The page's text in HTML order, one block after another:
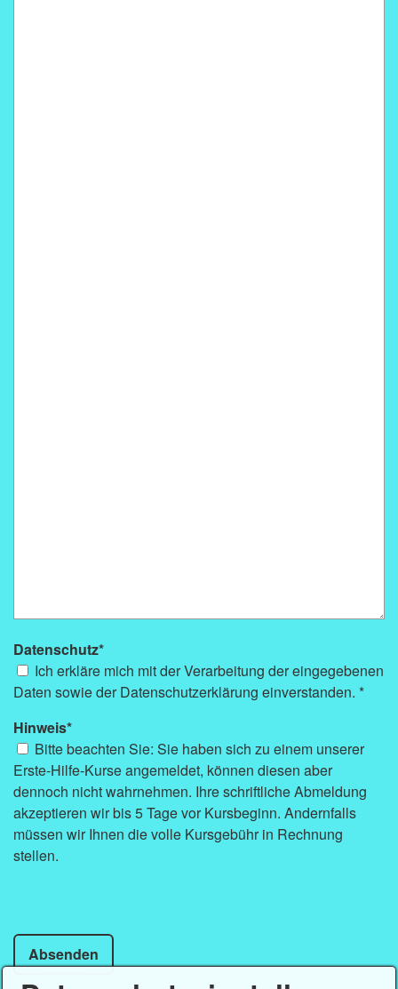
Datenschutz*
Ich erkläre mich mit der Verarbeitung der eingegebenen
Daten sowie der Datenschutzerklärung einverstanden. *
Hinweis*
Bitte beachten Sie: Sie haben sich zu einem unserer
Erste-Hilfe-Kurse angemeldet, können diesen aber
dennoch nicht wahrnehmen. Ihre schriftliche Abmeldung
akzeptieren wir bis 5 Tage vor Kursbeginn. Andernfalls
müssen wir Ihnen die volle Kursgebühr in Rechnung
stellen.